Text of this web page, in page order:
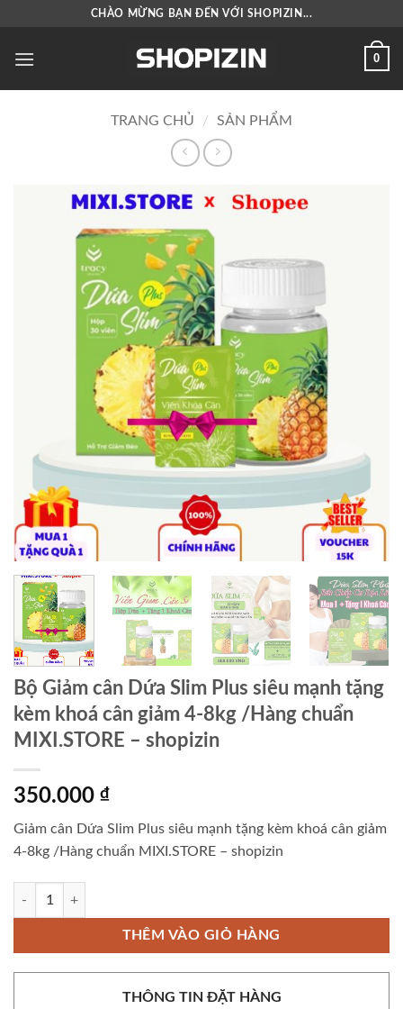
nội
CHÀO MỪNG BẠN ĐẾN VỚI SHOPIZIN...
0
TRANG CHỦ / SẢN PHẨM
Bộ Giảm cân Dứa Slim Plus siêu mạnh tặng
kèm khoá cân giảm 4-8kg /Hàng chuẩn
MIXI.STORE – shopizin
350.000 ₫
Giảm cân Dứa Slim Plus siêu mạnh tặng kèm khoá cân giảm
4-8kg /Hàng chuẩn MIXI.STORE – shopizin
Bộ Giảm cân Dứa Slim Plus siêu mạnh tặng kèm khoá cân giảm 4-
THÊM VÀO GIỎ HÀNG
THÔNG TIN ĐẶT HÀNG